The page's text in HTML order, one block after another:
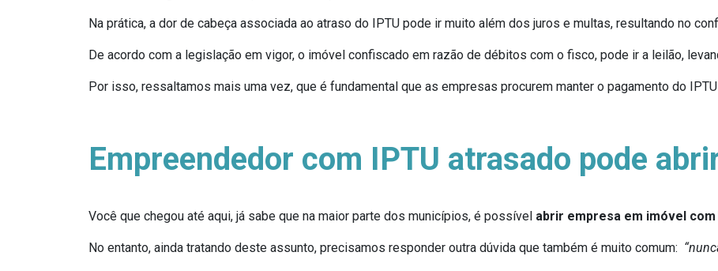
Na prática, a dor de cabeça associada ao atraso do IPTU pode ir muito além dos juros e multas, resultando no
De acordo com a legislação em vigor, o imóvel confiscado em razão de débitos com o fisco, pode ir a leilão,
Por isso, ressaltamos mais uma vez, que é fundamental que as empresas procurem manter o pagamento do
Empreendedor com IPTU atrasado pode
Você que chegou até aqui, já sabe que na maior parte dos municípios, é possível abrir empresa em imóvel
No entanto, ainda tratando deste assunto, precisamos responder outra dúvida que também é muito comum: